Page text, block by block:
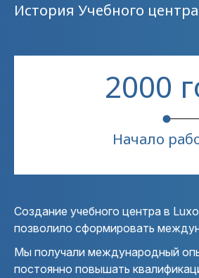
История Учебного центра
2000
Начало
Создание учебного центра в
позволило сформировать
Мы получали международный
постоянно повышать